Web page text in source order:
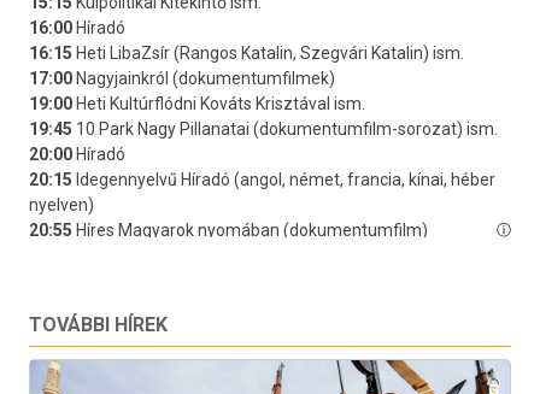
TOVÁBBI HÍREK